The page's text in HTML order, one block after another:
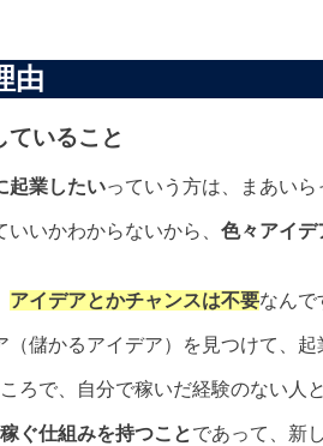
由
ていること
起業したいっていう方は、まあいら
いかわからないから、 色々アイデ
アイデアとかチャンスは不要なんで
儲かるアイデア）を見つけて、
ろで、自分で稼いだ経験のない人
ぐ仕組みを持つことであって、新